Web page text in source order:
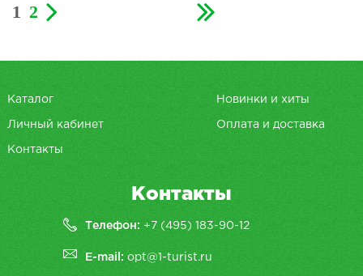
1 2
Каталог Новинки и хиты
Личный кабинет Оплата и доставка
Контакты
Контакты
Телефон: +7 (495) 183-90-12
E-mail:opt@1-turist.ru